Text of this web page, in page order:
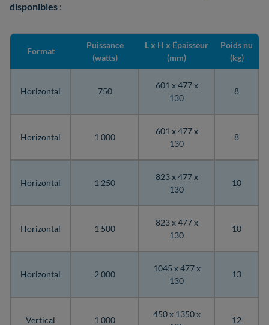
disponibles :
Format
Puissance
(watts)
L x H x Épaisseur
(mm)
Poids nu
(kg)
Horizontal 750
601 x 477 x
130
8
Horizontal 1 000
601 x 477 x
130
8
Horizontal 1 250
823 x 477 x
130
10
Horizontal 1 500
823 x 477 x
130
10
Horizontal 2 000
1045 x 477 x
130
13
Vertical 1 000
450 x 1350 x
12